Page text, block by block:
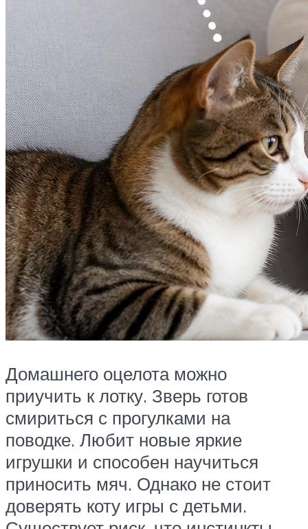
Домашнего оцелота можно
приучить к лотку. Зверь готов
смириться с прогулками на
поводке. Любит новые яркие
игрушки и способен научиться
приносить мяч. Однако не стоит
доверять коту игры с детьми.